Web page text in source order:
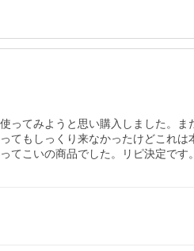
ってみようと思い購入しました。ま
てもしっくり来なかったけどこれは
てこいの商品でした。リピ決定です。